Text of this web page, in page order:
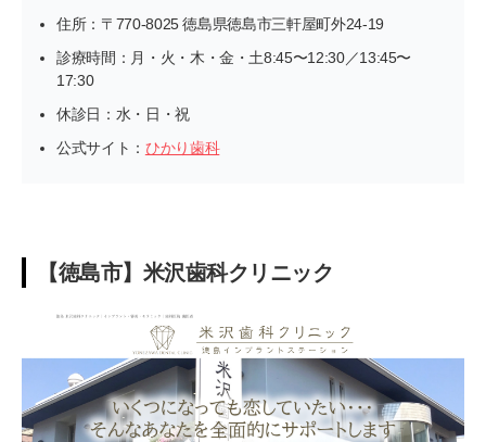
住所：〒770-8025 徳島県徳島市三軒屋町外24-19
診療時間：月・火・木・金・土8:45〜12:30／13:45〜
17:30
休診日：水・日・祝
公式サイト： ひかり歯科
【徳島市】米沢歯科クリニック